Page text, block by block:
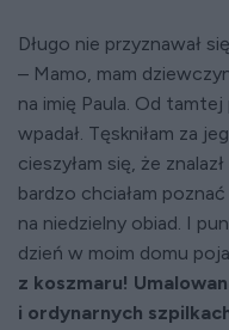
Długo nie przyznawał
– Mamo, mam
na imię Paula. Od
wpadał. Tęskniłam za
cieszyłam się, że
bardzo chciałam
na niedzielny obiad. I
dzień w moim domu
z koszmaru!
i ordynarnych